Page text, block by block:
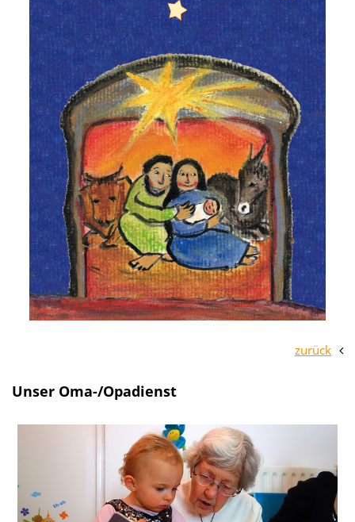
zurück
Unser Oma-/Opadienst